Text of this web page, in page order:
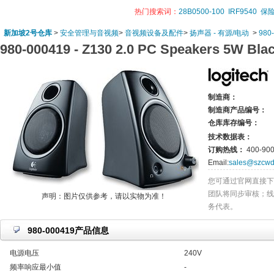
热门搜索词： 28B0500-100 IRF9540 保
新加坡2号仓库 > 安全管理与音视频> 音视频设备及配件> 扬声器 - 有源/电动 >
980-000419 - Z130 2.0 PC Speakers 5W
声明：图片仅供参考，请以实物为准！
制造商：
制造商产品编号：
仓库库存编号：
技术数据表：
订购热线： 400-
Email:
您可通过官网直接
团队将同步审核；
务代表。
980-000419产品信息
电源电压
240V
频率响应最小值
-